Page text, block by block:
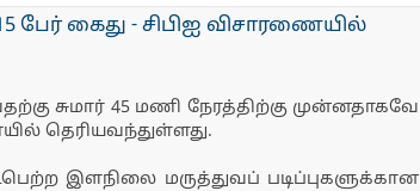
பேர் கைது - சிபிஐ விசாரணையில்
சுமார் 45 மணி நேரத்திற்கு முன்னதாகவே
தெரியவந்துள்ளது.
இளநிலை மருத்துவப் படிப்புகளுக்கான